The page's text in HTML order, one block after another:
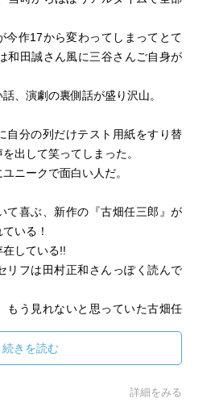
今作17から変わってしまってとて
和田誠さん風に三谷さんご自身が
、演劇の裏側話が盛り沢山。
自分の列だけテスト用紙をすり替
出して笑ってしまった。
ニークで面白い人だ。
て喜ぶ、新作の『古畑任三郎』が
いる！
している!!
リフは田村正和さんっぽく読んで
もう見れないと思っていた古畑任
ようなので楽しみだ！
続きを読む
詳細をみる